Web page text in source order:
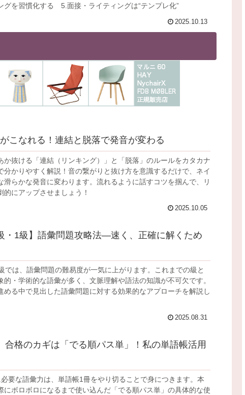
グを習慣化する 5.面接・ライティングは“テンプレ化”
2025.10.13
こなれる！連結と脱落で発音が変わる
か抜ける「連結（リンキング）」と「脱落」のルールをカタカナ
分かりやすく解説！音の繋がりと抜け方を意識するだけで、ネイ
滑らかな発音に変わります。流れるように話すコツを掴んで、リ
的にアップさせましょう！
2025.10.05
・1級】語彙問題攻略法―速く、正確に解くため
では、語彙問題の難易度が一気に上がります。これまでの級と
的・学術的な語彙が多く、文脈理解や語法の知識が不可欠です。
める中で見出した語彙問題に対する効果的なアプローチを解説し
2025.08.31
合格のカギは「でる順パス単」！私の単語帳活用
要な語彙力は、単語帳1冊をやり切ることで身につきます。本
にボロボロになるまで使い込んだ「でる順パス単」の具体的な使